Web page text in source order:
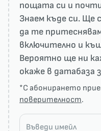
пощата си и
Знаем къде си. Ще
да те
включително и
Вероятно ще ни
окаже в датабаза
*С абонирането
поверителност.